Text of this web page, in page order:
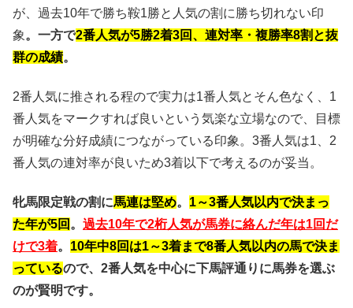
が、過去10年で勝ち鞍1勝と人気の割に勝ち切れない印
象。一方で2番人気が5勝2着3回、連対率・複勝率8割と抜
群の成績。
2番人気に推される程ので実力は1番人気とそん色なく、1
番人気をマークすれば良いという気楽な立場なので、目標
が明確な分好成績につながっている印象。3番人気は1、2
番人気の連対率が良いため3着以下で考えるのが妥当。
牝馬限定戦の割に馬連は堅め。 1～3番人気以内で決まっ
た年が5回 。 過去10年で2桁人気が馬券に絡んだ年は1回だ
けで3着。 10年中8回は1～3着まで8番人気以内の馬で決ま
っているので、2番人気を中心に下馬評通りに馬券を選ぶ
のが賢明です。